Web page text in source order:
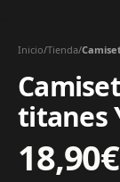
Inicio Tienda
titanes
18,90€